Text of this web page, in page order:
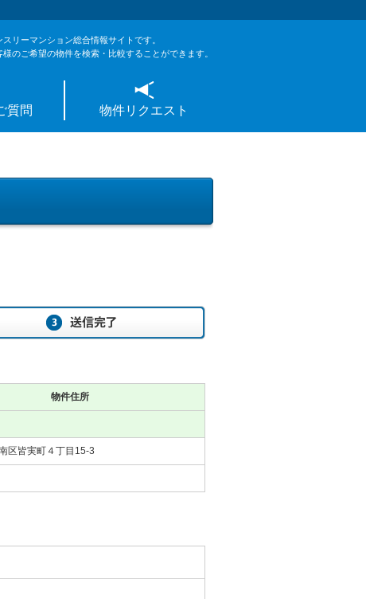
リーマンション総合情報サイトです。
のご希望の物件を検索・比較することができます。
質問 物件リクエスト
物件住所
区皆実町４丁目15-3